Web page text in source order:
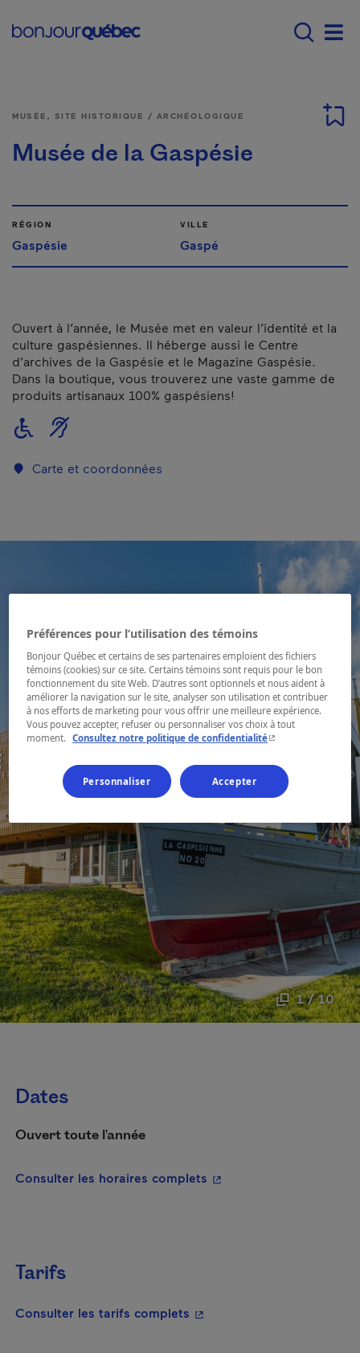
Main navigation -
1 / 10
MUSÉE, SITE HISTORIQUE / ARCHÉOLOGIQUE
Musée de la Gaspésie
RÉGION
Gaspésie
VILLE
Gaspé
Ouvert à l’année, le Musée met en valeur l’identité et la
culture gaspésiennes. Il héberge aussi le Centre
d’archives de la Gaspésie et le Magazine Gaspésie.
Dans la boutique, vous trouverez une vaste gamme de
produits artisanaux 100% gaspésiens!
Carte et coordonnées
Dates
Ouvert toute l'année
Consulter les horaires complets - Cet hyperlien
Tarifs
Consulter les tarifs complets - Cet hyperlien s'ouvrira
Préférences pour l’utilisation des témoins
Bonjour Québec et certains de ses partenaires emploient des fichiers
témoins (cookies) sur ce site. Certains témoins sont requis pour le bon
fonctionnement du site Web. D’autres sont optionnels et nous aident à
améliorer la navigation sur le site, analyser son utilisation et contribuer
à nos efforts de marketing pour vous offrir une meilleure expérience.
Vous pouvez accepter, refuser ou personnaliser vos choix à tout
moment. Consultez notre politique de confidentialité- Cet hyperlien
Personnaliser Accepter